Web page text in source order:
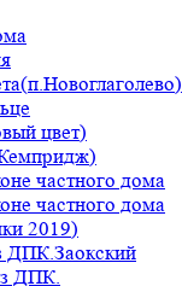
цвет)
частного дома
частного дома
2019)
ДПК.Заокский
ДПК.